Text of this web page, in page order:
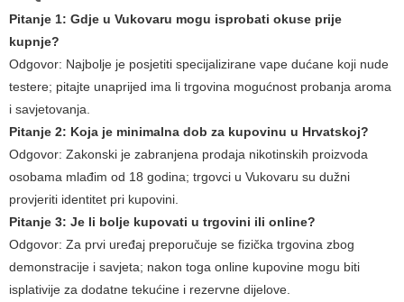
Pitanje 1: Gdje u Vukovaru mogu isprobati okuse prije
kupnje?
Odgovor: Najbolje je posjetiti specijalizirane vape dućane koji nude
testere; pitajte unaprijed ima li trgovina mogućnost probanja aroma
i savjetovanja.
Pitanje 2: Koja je minimalna dob za kupovinu u Hrvatskoj?
Odgovor: Zakonski je zabranjena prodaja nikotinskih proizvoda
osobama mlađim od 18 godina; trgovci u Vukovaru su dužni
provjeriti identitet pri kupovini.
Pitanje 3: Je li bolje kupovati u trgovini ili online?
Odgovor: Za prvi uređaj preporučuje se fizička trgovina zbog
demonstracije i savjeta; nakon toga online kupovine mogu biti
isplativije za dodatne tekućine i rezervne dijelove.